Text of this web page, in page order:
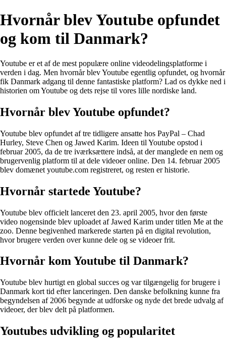
Hvornår blev Youtube opfundet
og kom til Danmark?
Youtube er et af de mest populære online videodelingsplatforme i
verden i dag. Men hvornår blev Youtube egentlig opfundet, og hvornår
fik Danmark adgang til denne fantastiske platform? Lad os dykke ned i
historien om Youtube og dets rejse til vores lille nordiske land.
Hvornår blev Youtube opfundet?
Youtube blev opfundet af tre tidligere ansatte hos PayPal – Chad
Hurley, Steve Chen og Jawed Karim. Ideen til Youtube opstod i
februar 2005, da de tre iværksættere indså, at der manglede en nem og
brugervenlig platform til at dele videoer online. Den 14. februar 2005
blev domænet youtube.com registreret, og resten er historie.
Hvornår startede Youtube?
Youtube blev officielt lanceret den 23. april 2005, hvor den første
video nogensinde blev uploadet af Jawed Karim under titlen Me at the
zoo. Denne begivenhed markerede starten på en digital revolution,
hvor brugere verden over kunne dele og se videoer frit.
Hvornår kom Youtube til Danmark?
Youtube blev hurtigt en global succes og var tilgængelig for brugere i
Danmark kort tid efter lanceringen. Den danske befolkning kunne fra
begyndelsen af 2006 begynde at udforske og nyde det brede udvalg af
videoer, der blev delt på platformen.
Youtubes udvikling og popularitet